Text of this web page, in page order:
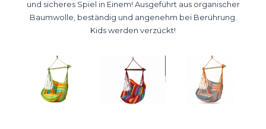
und sicheres Spiel in Einem! Ausgeführt aus organischer
Baumwolle, beständig und angenehm bei Berührung.
Kids werden verzückt!